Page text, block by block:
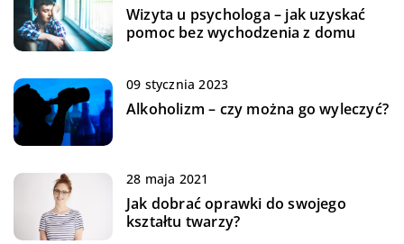
Wizyta u psychologa – jak uzyskać
pomoc bez wychodzenia z domu
09 stycznia 2023
Alkoholizm – czy można go wyleczyć?
28 maja 2021
Jak dobrać oprawki do swojego
kształtu twarzy?